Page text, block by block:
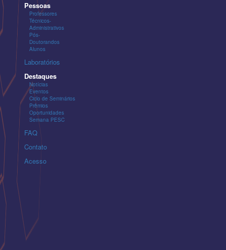
Pessoas
Professores
Técnicos-
Administrativos
Pós-
Doutorandos
Alunos
Laboratórios
Destaques
Notícias
Eventos
Ciclo de Seminários
Prêmios
Oportunidades
Semana PESC
FAQ
Contato
Acesso